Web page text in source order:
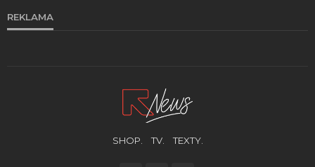
REKLAMA
SHOP. TV. TEXTY.